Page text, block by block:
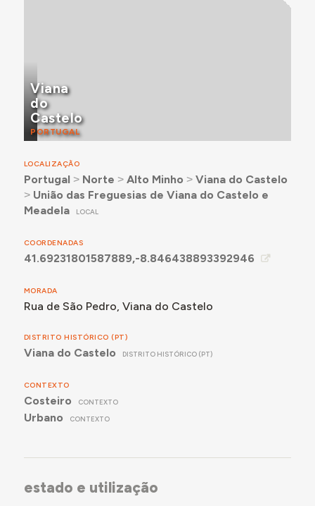
Viana
do
Castelo
PORTUGAL
LOCALIZAÇÃO
Portugal ˃ Norte ˃ Alto Minho ˃ Viana do Castelo
˃ União das Freguesias de Viana do Castelo e
Meadela
LOCAL
COORDENADAS
41.69231801587889,-8.846438893392946
MORADA
Rua de São Pedro, Viana do Castelo
DISTRITO HISTÓRICO (PT)
Viana do Castelo DISTRITO HISTÓRICO (PT)
CONTEXTO
Costeiro CONTEXTO
Urbano CONTEXTO
estado e utilização